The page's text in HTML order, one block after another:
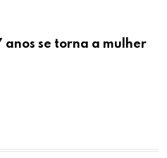
anos se torna a mulher